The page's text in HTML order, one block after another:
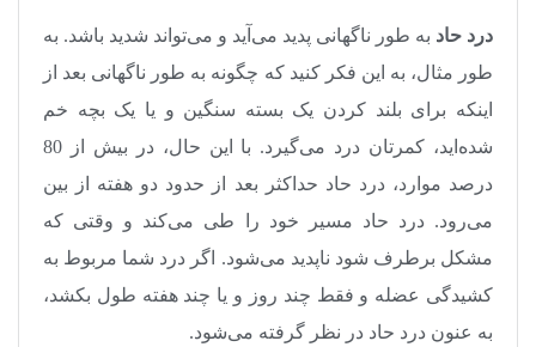
درد حاد به طور ناگهانی پدید می‌آید و می‌تواند شدید باشد. به
طور مثال، به این فکر کنید که چگونه به طور ناگهانی بعد از
اینکه برای بلند کردن یک بسته سنگین و یا یک بچه خم
شده‌اید، کمرتان درد می‌گیرد. با این حال، در بیش از 80
درصد موارد، درد حاد حداکثر بعد از حدود دو هفته از بین
می‌رود. درد حاد مسیر خود را طی می‌کند و وقتی که
مشکل برطرف شود ناپدید می‌شود. اگر درد شما مربوط به
کشیدگی عضله و فقط چند روز و یا چند هفته طول بکشد،
به عنون درد حاد در نظر گرفته می‌شود.